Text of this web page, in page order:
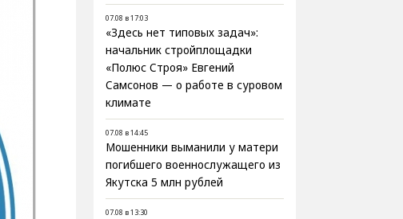
07.08 в 17:03
«Здесь нет типовых задач»:
начальник стройплощадки
«Полюс Строя» Евгений
Самсонов — о работе в суровом
климате
07.08 в 14:45
Мошенники выманили у матери
погибшего военнослужащего из
Якутска 5 млн рублей
07.08 в 13:30